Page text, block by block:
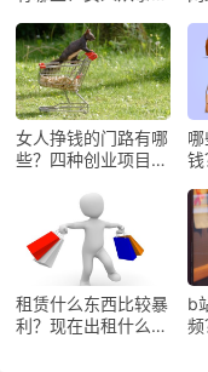
女人挣钱的门路有哪
些？四种创业项目推
钱
租赁什么东西比较暴
利？现在出租什么更
b
频